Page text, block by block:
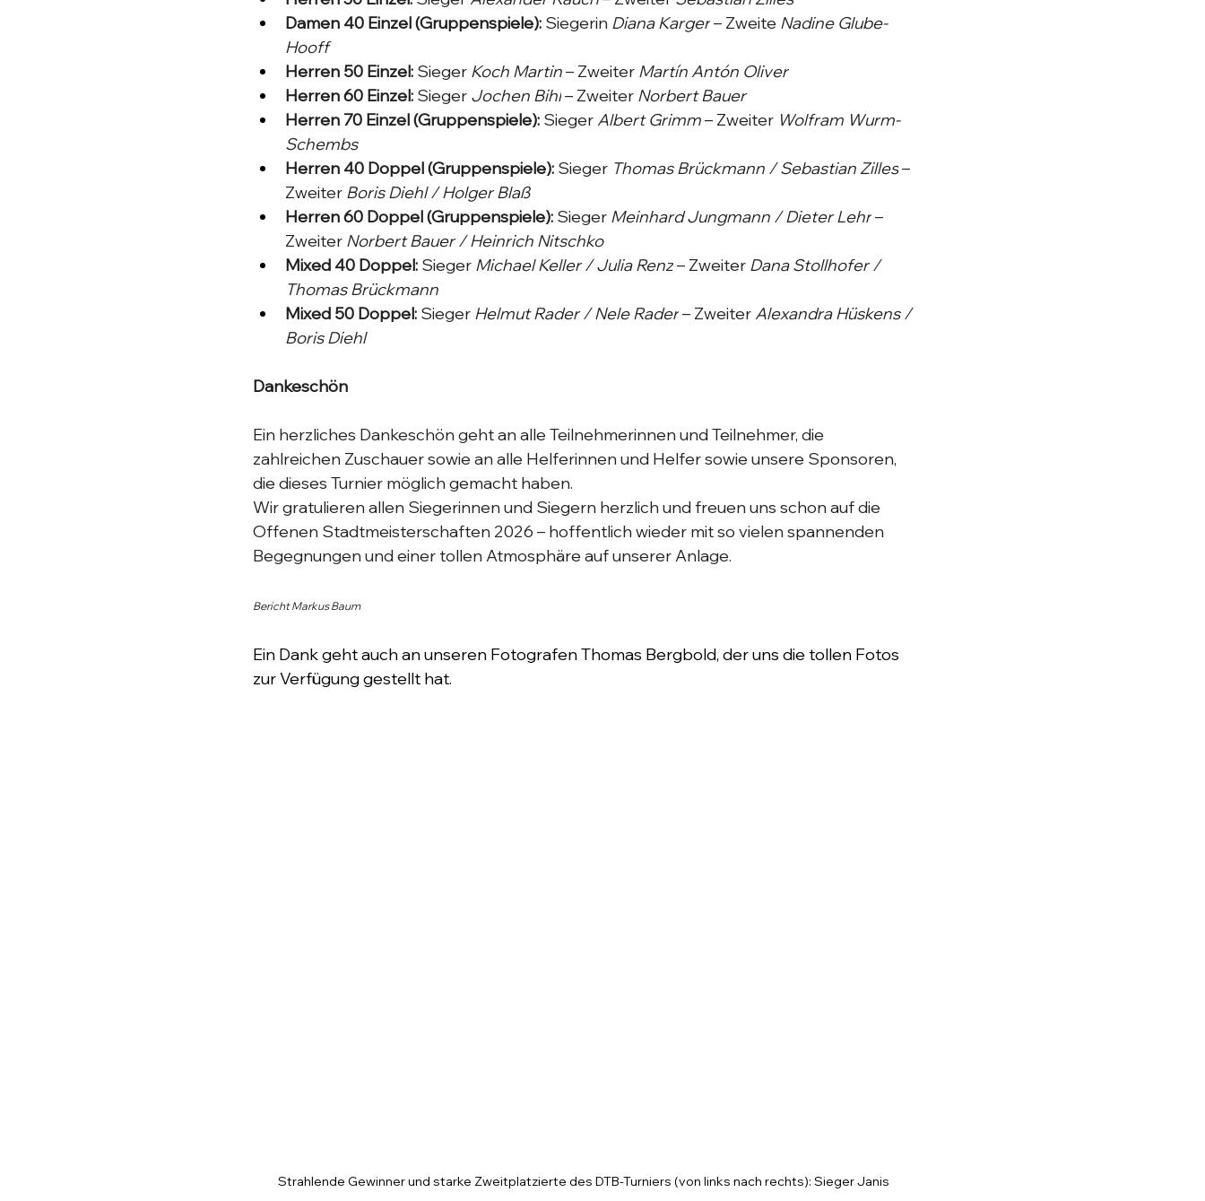
Damen 40 Einzel (Gruppenspiele): Siegerin Diana Karger – Zweite Nadine Glube-
Hooff
Herren 50 Einzel: Sieger Koch Martin – Zweiter Martín Antón Oliver
Herren 60 Einzel: Sieger Jochen Bihl – Zweiter Norbert Bauer
Herren 70 Einzel (Gruppenspiele): Sieger Albert Grimm – Zweiter Wolfram Wurm-
Schembs
Herren 40 Doppel (Gruppenspiele): Sieger Thomas Brückmann / Sebastian Zilles –
Zweiter Boris Diehl / Holger Blaß
Herren 60 Doppel (Gruppenspiele): Sieger Meinhard Jungmann / Dieter Lehr –
Zweiter Norbert Bauer / Heinrich Nitschko
Mixed 40 Doppel: Sieger Michael Keller / Julia Renz – Zweiter Dana Stollhofer /
Thomas Brückmann
Mixed 50 Doppel: Sieger Helmut Rader / Nele Rader – Zweiter Alexandra Hüskens /
Boris Diehl
Dankeschön
Ein herzliches Dankeschön geht an alle Teilnehmerinnen und Teilnehmer, die
zahlreichen Zuschauer sowie an alle Helferinnen und Helfer sowie unsere Sponsoren,
die dieses Turnier möglich gemacht haben.
Wir gratulieren allen Siegerinnen und Siegern herzlich und freuen uns schon auf die
Offenen Stadtmeisterschaften 2026 – hoffentlich wieder mit so vielen spannenden
Begegnungen und einer tollen Atmosphäre auf unserer Anlage.
Bericht Markus Baum
Ein Dank geht auch an unseren Fotografen Thomas Bergbold, der uns die tollen Fotos
zur Verfügung gestellt hat.
Strahlende Gewinner und starke Zweitplatzierte des DTB-Turniers (von links nach rechts): Sieger Janis